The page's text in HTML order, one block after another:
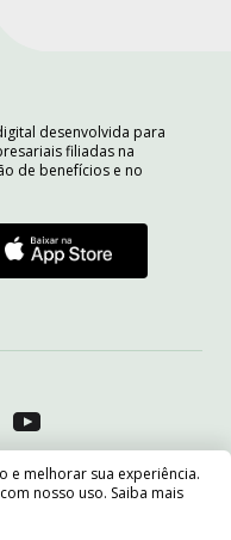
e melhorar sua experiência.
nosso uso. Saiba mais
desenvolvida para
filiadas na
de benefícios e no